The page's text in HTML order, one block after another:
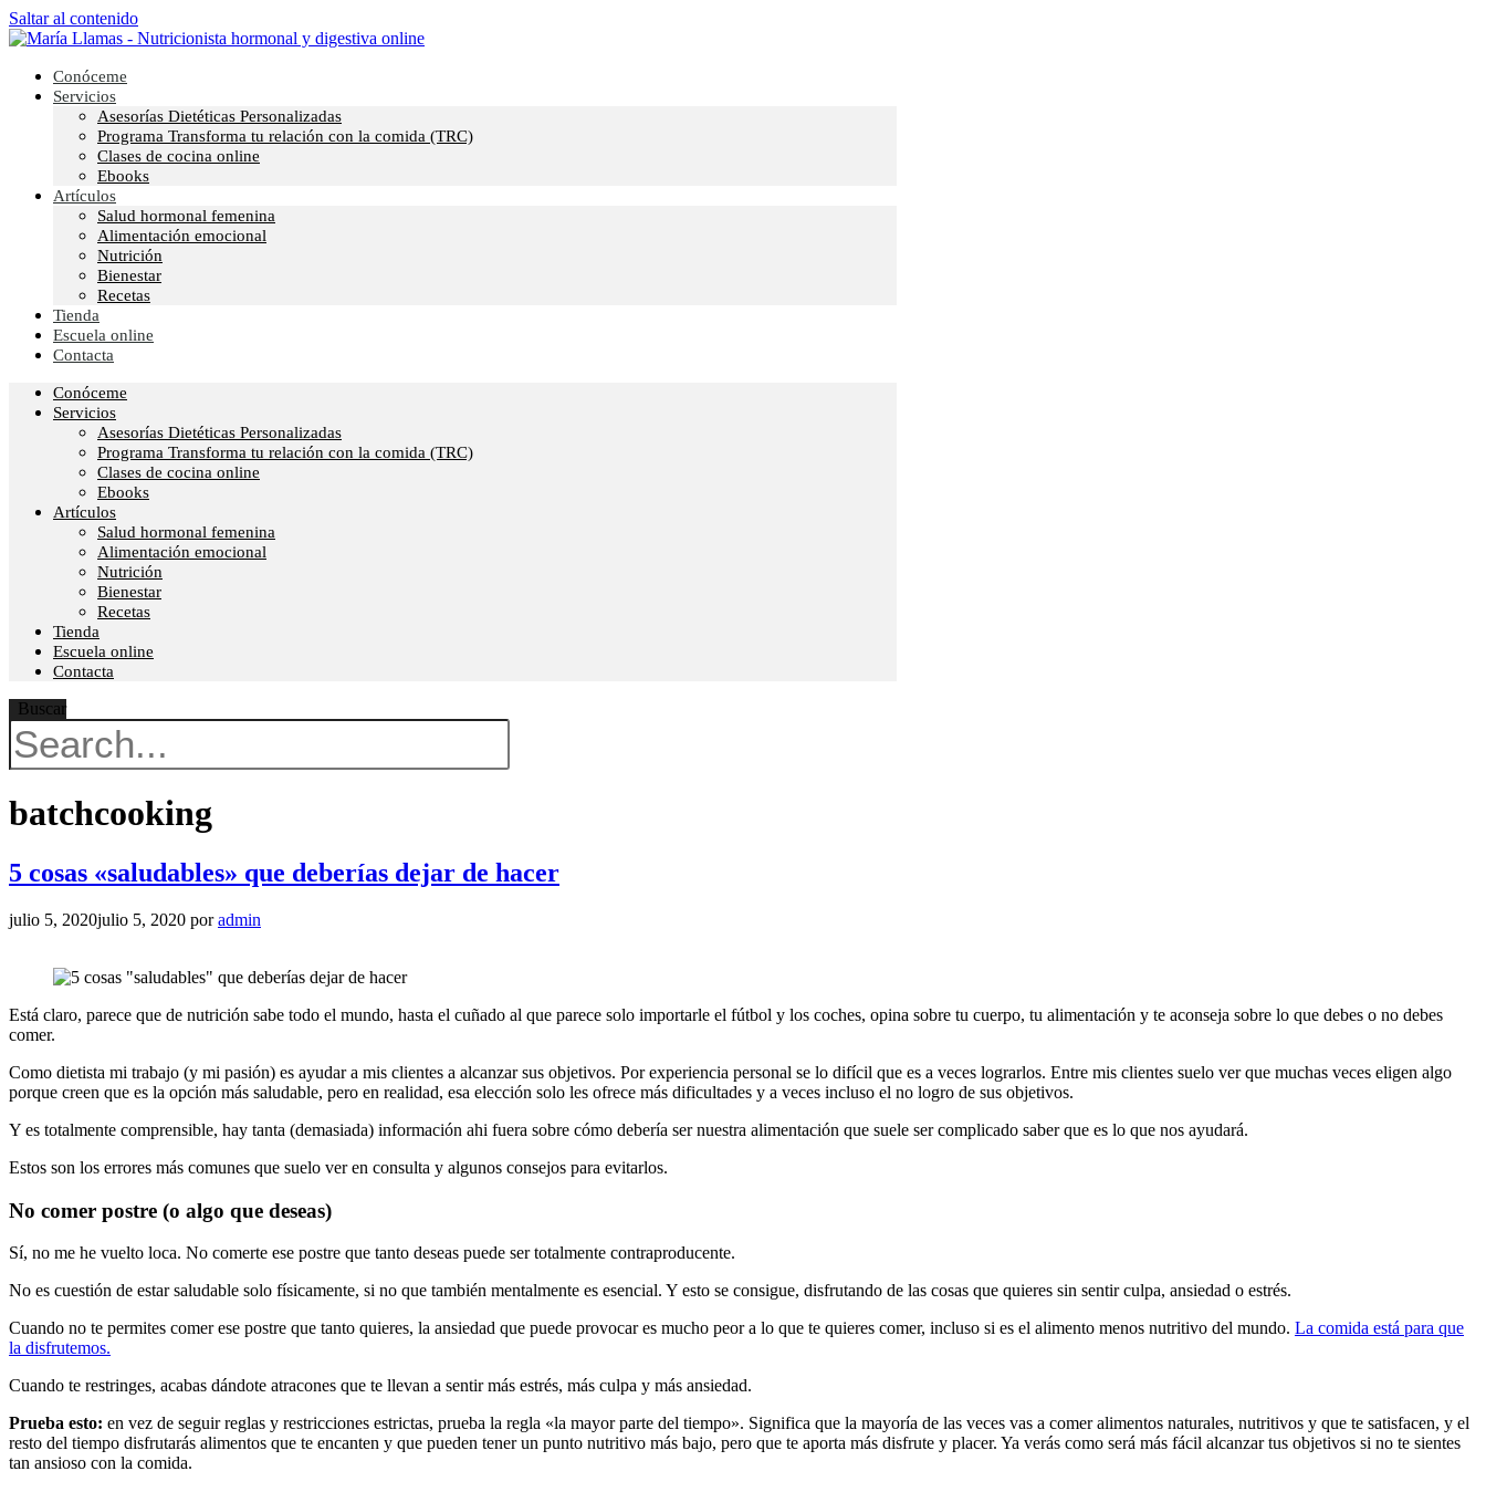
Saltar al contenido
Conóceme
Servicios
Asesorías Dietéticas Personalizadas
Programa Transforma tu relación con la comida (TRC)
Clases de cocina online
Ebooks
Artículos
Salud hormonal femenina
Alimentación emocional
Nutrición
Bienestar
Recetas
Tienda
Escuela online
Contacta
Conóceme
Servicios
Asesorías Dietéticas Personalizadas
Programa Transforma tu relación con la comida (TRC)
Clases de cocina online
Ebooks
Artículos
Salud hormonal femenina
Alimentación emocional
Nutrición
Bienestar
Recetas
Tienda
Escuela online
Contacta
Buscar
batchcooking
5 cosas «saludables» que deberías dejar de hacer
julio 5, 2020julio 5, 2020 poradmin
Está claro, parece que de nutrición sabe todo el mundo, hasta el cuñado al que parece solo importarle el fútbol y los coches, opina sobre tu cuerpo, tu alimentación y te aconseja sobre lo que debes o no debes
comer.
Como dietista mi trabajo (y mi pasión) es ayudar a mis clientes a alcanzar sus objetivos. Por experiencia personal se lo difícil que es a veces lograrlos. Entre mis clientes suelo ver que muchas veces eligen algo
porque creen que es la opción más saludable, pero en realidad, esa elección solo les ofrece más dificultades y a veces incluso el no logro de sus objetivos.
Y es totalmente comprensible, hay tanta (demasiada) información ahi fuera sobre cómo debería ser nuestra alimentación que suele ser complicado saber que es lo que nos ayudará.
Estos son los errores más comunes que suelo ver en consulta y algunos consejos para evitarlos.
No comer postre (o algo que deseas)
Sí, no me he vuelto loca. No comerte ese postre que tanto deseas puede ser totalmente contraproducente.
No es cuestión de estar saludable solo físicamente, si no que también mentalmente es esencial. Y esto se consigue, disfrutando de las cosas que quieres sin sentir culpa, ansiedad o estrés.
Cuando no te permites comer ese postre que tanto quieres, la ansiedad que puede provocar es mucho peor a lo que te quieres comer, incluso si es el alimento menos nutritivo del mundo. La comida está para que
la disfrutemos.
Cuando te restringes, acabas dándote atracones que te llevan a sentir más estrés, más culpa y más ansiedad.
Prueba esto: en vez de seguir reglas y restricciones estrictas, prueba la regla «la mayor parte del tiempo». Significa que la mayoría de las veces vas a comer alimentos naturales, nutritivos y que te satisfacen, y el
resto del tiempo disfrutarás alimentos que te encanten y que pueden tener un punto nutritivo más bajo, pero que te aporta más disfrute y placer. Ya verás como será más fácil alcanzar tus objetivos si no te sientes
tan ansioso con la comida.